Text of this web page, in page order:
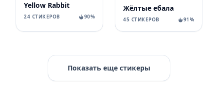
Yellow Rabbit
24 СТИКЕРОВ 90%
Жёлтые ебала
45 СТИКЕРОВ 91%
Показать еще стикеры